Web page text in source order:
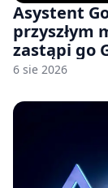
Asystent
przyszłym
zastąpi go
6 sie 2026